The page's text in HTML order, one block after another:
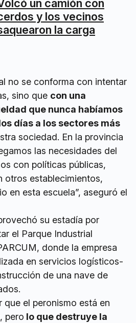
un camión con
y los vecinos
la carga
no se conforma con intentar
sino que con una
que nunca habíamos
días a los sectores más
sociedad. En la provincia
las necesidades del
con políticas públicas,
otros establecimientos,
en esta escuela”, aseguró el
su estadía por
el Parque Industrial
donde la empresa
en servicios logísticos-
de una nave de
que el peronismo está en
pero lo que destruye la